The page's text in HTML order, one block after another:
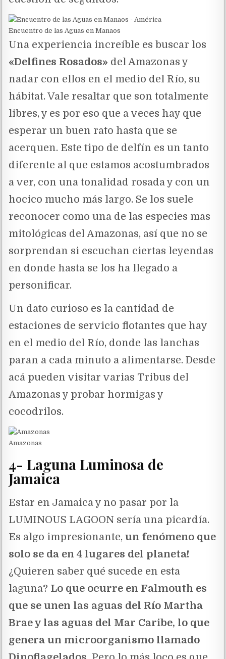
Encuentro de las Aguas en Manaos
Una experiencia increíble es buscar los
«Delfines Rosados» del Amazonas y
nadar con ellos en el medio del Río, su
hábitat. Vale resaltar que son totalmente
libres, y es por eso que a veces hay que
esperar un buen rato hasta que se
acerquen. Este tipo de delfín es un tanto
diferente al que estamos acostumbrados
a ver, con una tonalidad rosada y con un
hocico mucho más largo. Se los suele
reconocer como una de las especies mas
mitológicas del Amazonas, así que no se
sorprendan si escuchan ciertas leyendas
en donde hasta se los ha llegado a
personificar.
Un dato curioso es la cantidad de
estaciones de servicio flotantes que hay
en el medio del Río, donde las lanchas
paran a cada minuto a alimentarse. Desde
acá pueden visitar varias Tribus del
Amazonas y probar hormigas y
cocodrilos.
Amazonas
4- Laguna Luminosa de
Jamaica
Estar en Jamaica y no pasar por la
LUMINOUS LAGOON sería una picardía.
Es algo impresionante,un fenómeno que
solo se da en 4 lugares del planeta!
¿Quieren saber qué sucede en esta
laguna? Lo que ocurre en Falmouth es
que se unen las aguas del Río Martha
Brae y las aguas del Mar Caribe, lo que
genera un microorganismo llamado